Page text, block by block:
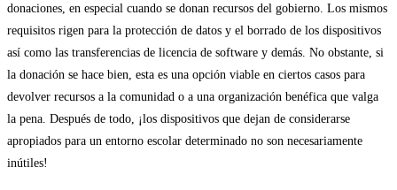
donaciones, en especial cuando se donan recursos del gobierno. Los mismos
requisitos rigen para la protección de datos y el borrado de los dispositivos
así como las transferencias de licencia de software y demás. No obstante, si
la donación se hace bien, esta es una opción viable en ciertos casos para
devolver recursos a la comunidad o a una organización benéfica que valga
la pena. Después de todo, ¡los dispositivos que dejan de considerarse
apropiados para un entorno escolar determinado no son necesariamente
inútiles!